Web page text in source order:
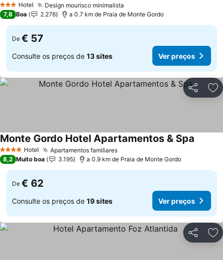
3 EstrelasHotel Design mourisco minimalista
7,8 Boa 2.276 a 0.7 km de Praia de Monte Gordo
De € 57
Consulte os preços de 13 sites Ver preços
Partilhar
4 EstrelasHotel Apartamentos familiares
Monte Gordo Hotel Apartamentos & Spa
8,2 Muito boa 3.195 a 0.9 km de Praia de Monte Gordo
De € 62
Consulte os preços de 19 sites Ver preços
Partilhar